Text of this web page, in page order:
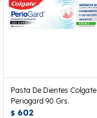
Pasta De Dientes Colgate
Periogard 90 Grs.
$ 602